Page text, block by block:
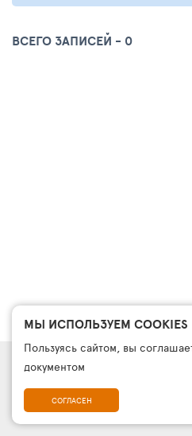
ВСЕГО ЗАПИСЕЙ - 0
Правовая информация
© Платформа «ТурСайт Про»
МЫ ИСПОЛЬЗУЕМ COOKIES
Пользуясь сайтом, вы
документом
СОГЛАСЕН